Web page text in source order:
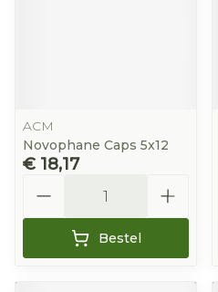
ACM
Novophane Caps 5x12
€ 18,17
Bestel